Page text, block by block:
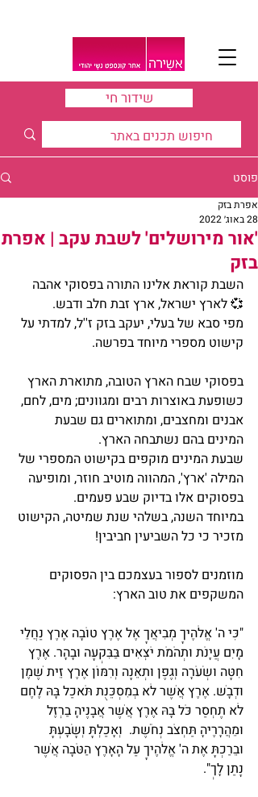
שידור חי
פוסט
'אור מירושלים' לשבת עקב | אפרת
בזק
אפרת בזק
28 באוג׳ 2022
השבת קוראת אלינו התורה בפסוקי אהבה
💞 לארץ ישראל, ארץ זבת חלב ודבש.
מפי סבא של בעלי, יעקב בזק ז''ל, למדתי על
קישוט מספרי מיוחד בפרשה.
בפסוקי שבח הארץ הטובה, מתוארת הארץ
כשופעת באוצרות רבים ומגוונים; מים, לחם,
אבנים ומחצבים, ומתוארים גם שבעת
המינים בהם נשתבחה הארץ.
שבעת המינים מוקפים בקישוט המספרי של
המילה 'ארץ', המהווה מוטיב חוזר, ומופיעה
בפסוקים אלו בדיוק שבע פעמים.
במיוחד השנה, בשלהי שנת שמיטה, הקישוט
מזכיר כי כל השביעין חביבין!
מוזמנים לספור בעצמכם בין הפסוקים
המשקפים את טוב הארץ:
"כִּי ה' אֱלֹהֶיךָ מְבִיאֲךָ אֶל אֶרֶץ טוֹבָה אֶרֶץ נַחֲלֵי
מָיִם עֲיָנֹת וּתְהֹמֹת יֹצְאִים בַּבִּקְעָה וּבָהָר. אֶרֶץ
חִטָּה וּשְׂעֹרָה וְגֶפֶן וּתְאֵנָה וְרִמּוֹן אֶרֶץ זֵית שֶׁמֶן
וּדְבָשׁ. אֶרֶץ אֲשֶׁר לֹא בְמִסְכֵּנֻת תֹּאכַל בָּהּ לֶחֶם
לֹא תֶחְסַר כֹּל בָּהּ אֶרֶץ אֲשֶׁר אֲבָנֶיהָ בַרְזֶל
וּמֵהֲרָרֶיהָ תַּחְצֹב נְחֹשֶׁת.  וְאָכַלְתָּ וְשָׂבָעְתָּ
וּבֵרַכְתָּ אֶת ה' אֱלֹהֶיךָ עַל הָאָרֶץ הַטֹּבָה אֲשֶׁר
נָתַן לָךְ".